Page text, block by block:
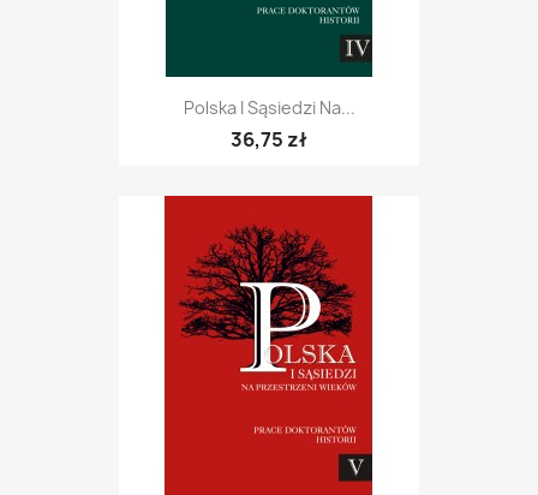
Polska I Sąsiedzi Na...
36,75 zł